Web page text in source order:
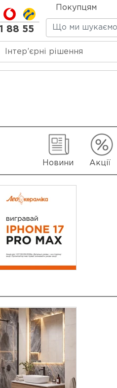
Покупцям
88 55
Інтер’єрні рішення
Новини Акції